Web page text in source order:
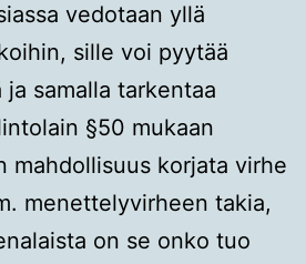
vedotaan yllä
sille voi pyytää
samalla tarkentaa
§50 mukaan
mahdollisuus korjata virhe
menettelyvirheen takia,
on se onko tuo